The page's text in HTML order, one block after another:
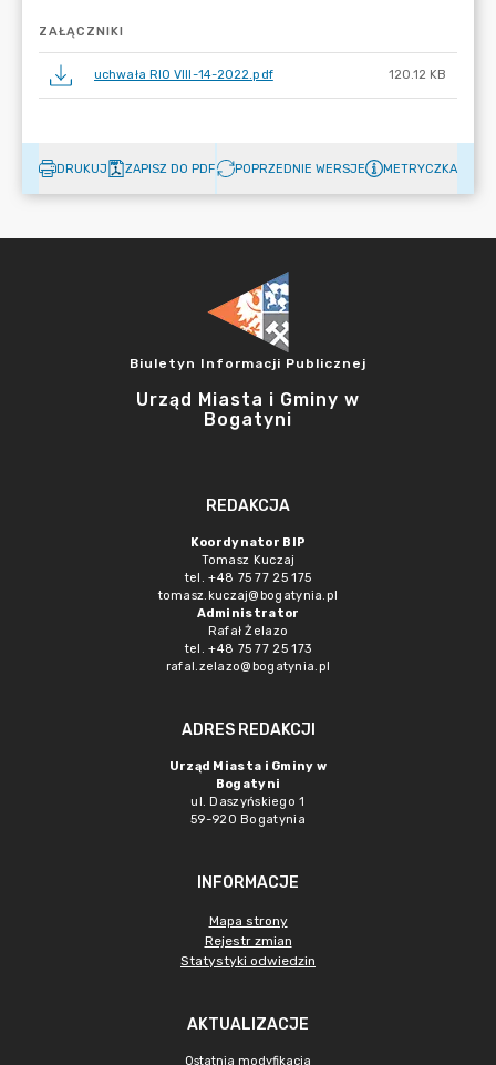
ZAŁĄCZNIKI
uchwała RIO VIII-14-2022.pdf 120.12 KB
DRUKUJ ZAPISZ DO PDF POPRZEDNIE WERSJE METRYCZKA
Biuletyn Informacji Publicznej
Urząd Miasta i Gminy w
Bogatyni
REDAKCJA
Koordynator BIP
Tomasz Kuczaj
tel. +48 75 77 25 175
tomasz.kuczaj@bogatynia.pl
Administrator
Rafał Żelazo
tel. +48 75 77 25 173
rafal.zelazo@bogatynia.pl
ADRES REDAKCJI
Urząd Miasta i Gminy w
Bogatyni
ul. Daszyńskiego 1
59-920 Bogatynia
INFORMACJE
Mapa strony
Rejestr zmian
Statystyki odwiedzin
AKTUALIZACJE
Ostatnia modyfikacja